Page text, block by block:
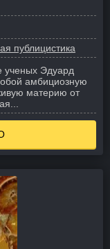
публицистика
ученых Эдуард
амбициозную
материю от